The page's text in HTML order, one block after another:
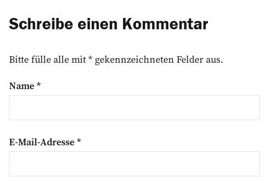
Schreibe einen Kommentar
Bitte fülle alle mit * gekennzeichneten Felder aus.
Name*
E-Mail-Adresse*